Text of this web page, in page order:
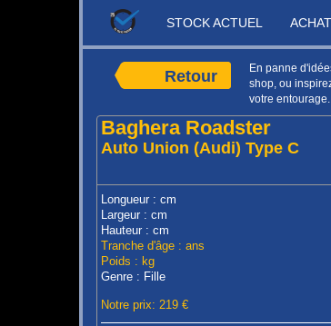
STOCK ACTUEL
Retour
En panne
shop, ou
votre entourage.
Baghera Roadster
Auto Union (Audi) Type C
Longueur : cm
Largeur : cm
Hauteur : cm
Tranche d'âge : ans
Poids : kg
Genre : Fille
Notre prix: 219 €